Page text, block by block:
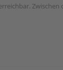
Zwischen